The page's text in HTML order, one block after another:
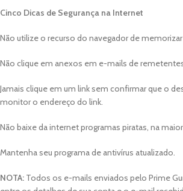
Cinco Dicas de Segurança na Internet
Não utilize o recurso do navegador de
Não clique em anexos em e-mails de
Jamais clique em um link sem confirmar que o
monitor o endereço do link.
Não baixe da internet programas piratas, na
Mantenha seu programa de antivírus atualizado.
NOTA: Todos os e-mails enviados pelo Prime